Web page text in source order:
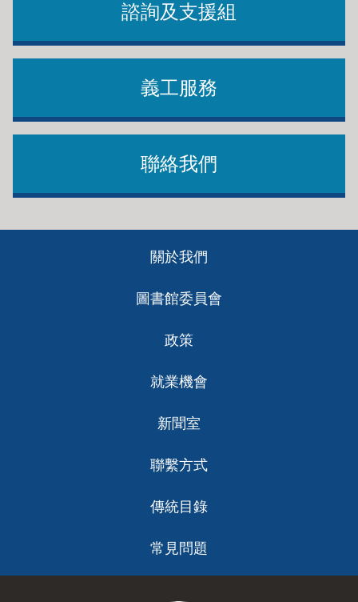
諮詢及支援組
義工服務
聯絡我們
關於我們
圖書館委員會
政策
就業機會
新聞室
聯繫方式
傳統目錄
常見問題